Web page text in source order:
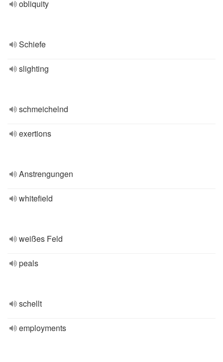
obliquity
Schiefe
slighting
schmeichelnd
exertions
Anstrengungen
whitefield
weißes Feld
peals
schellt
employments